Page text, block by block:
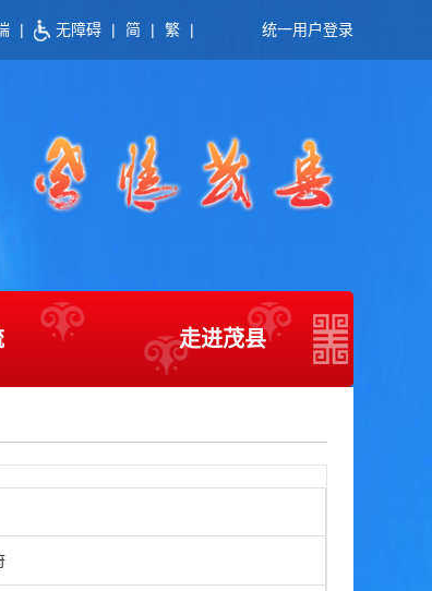
| 无障碍 | 简 | 繁 | 统一用户登录
走进茂县